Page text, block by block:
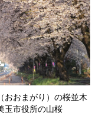
おおまがり）の桜並木
玉市役所の山桜